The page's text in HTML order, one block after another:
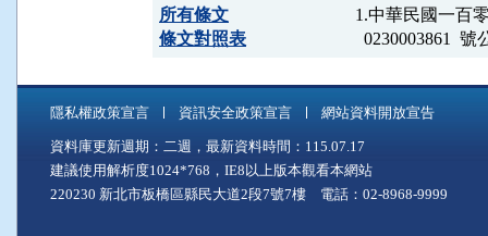
所有條文
條文對照表
1.中華民國一百
0230003861
隱私權政策宣言 資訊安全政策宣言 網站資料開放宣告
資料庫更新週期：二週，最新資料時間：115.07.17
建議使用解析度1024*768，IE8以上版本觀看本網站
220230 新北市板橋區縣民大道2段7號7樓 電話：02-8968-9999